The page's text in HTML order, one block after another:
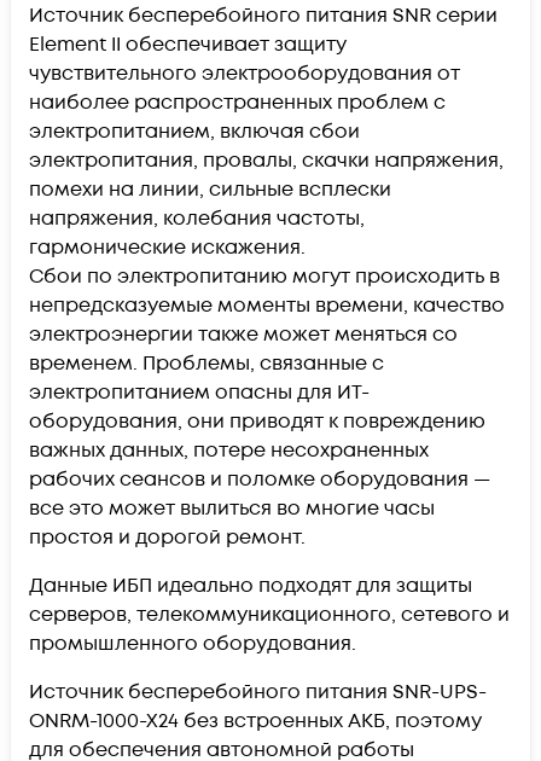
Источник бесперебойного питания SNR серии
Element II обеспечивает защиту
чувствительного электрооборудования от
наиболее распространенных проблем с
электропитанием, включая сбои
электропитания, провалы, скачки напряжения,
помехи на линии, сильные всплески
напряжения, колебания частоты,
гармонические искажения.
Сбои по электропитанию могут происходить в
непредсказуемые моменты времени, качество
электроэнергии также может меняться со
временем. Проблемы, связанные с
электропитанием опасны для ИТ-
оборудования, они приводят к повреждению
важных данных, потере несохраненных
рабочих сеансов и поломке оборудования —
все это может вылиться во многие часы
простоя и дорогой ремонт.
Данные ИБП идеально подходят для защиты
серверов, телекоммуникационного, сетевого и
промышленного оборудования.
Источник бесперебойного питания SNR-UPS-
ONRM-1000-X24 без встроенных АКБ, поэтому
для обеспечения автономной работы